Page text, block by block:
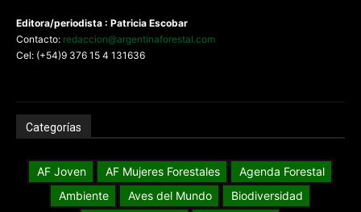
Editora/periodista : Patricia Escobar
Contacto: redaccion@argentinaforestal.com
Cel: (+54)9 376 15 4 131636
Categorías
AF Joven AF Mujeres Forestales
Agenda Forestal
Ambiente
Aves del Mundo
Biodiversidad